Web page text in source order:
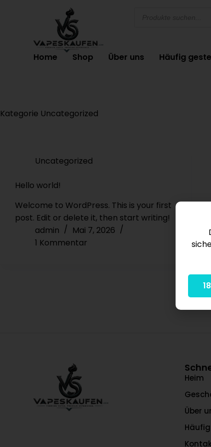
Home Shop Über uns Häufig
Kategorie Uncategorized
Uncategorized
Hello world!
Welcome to WordPress. This is your first
post. Edit or delete it, then start writing!
admin
Mai 7, 2026
1 Kommentar
Heim
Über